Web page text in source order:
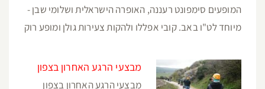
המופעים סימפונט רעננה, האופרה הישראלית ושלומי שבן -
מיוחד לט"ו באב. קובי אפללו ולהקות צעירות גולן ומופע רוק
מבצעי הרגע האחרון בצפון
מבצעי הרגע האחרון בצפון